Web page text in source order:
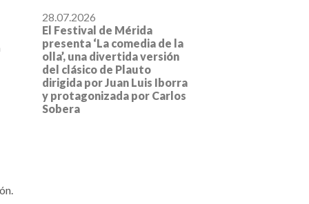
28.07.2026
El Festival de Mérida
presenta ‘La comedia de la
olla’, una divertida versión
del clásico de Plauto
dirigida por Juan Luis Iborra
y protagonizada por Carlos
Sobera